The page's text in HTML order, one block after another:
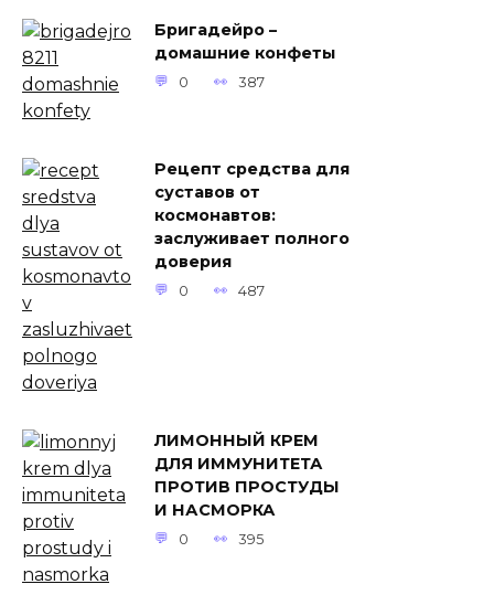
Бригадейро –
домашние конфеты
0 387
Рецепт средства для
суставов от
космонавтов:
заслуживает полного
доверия
0 487
ЛИМОННЫЙ КРЕМ
ДЛЯ ИММУНИТЕТА
ПРОТИВ ПРОСТУДЫ
И НАСМОРКА
0 395